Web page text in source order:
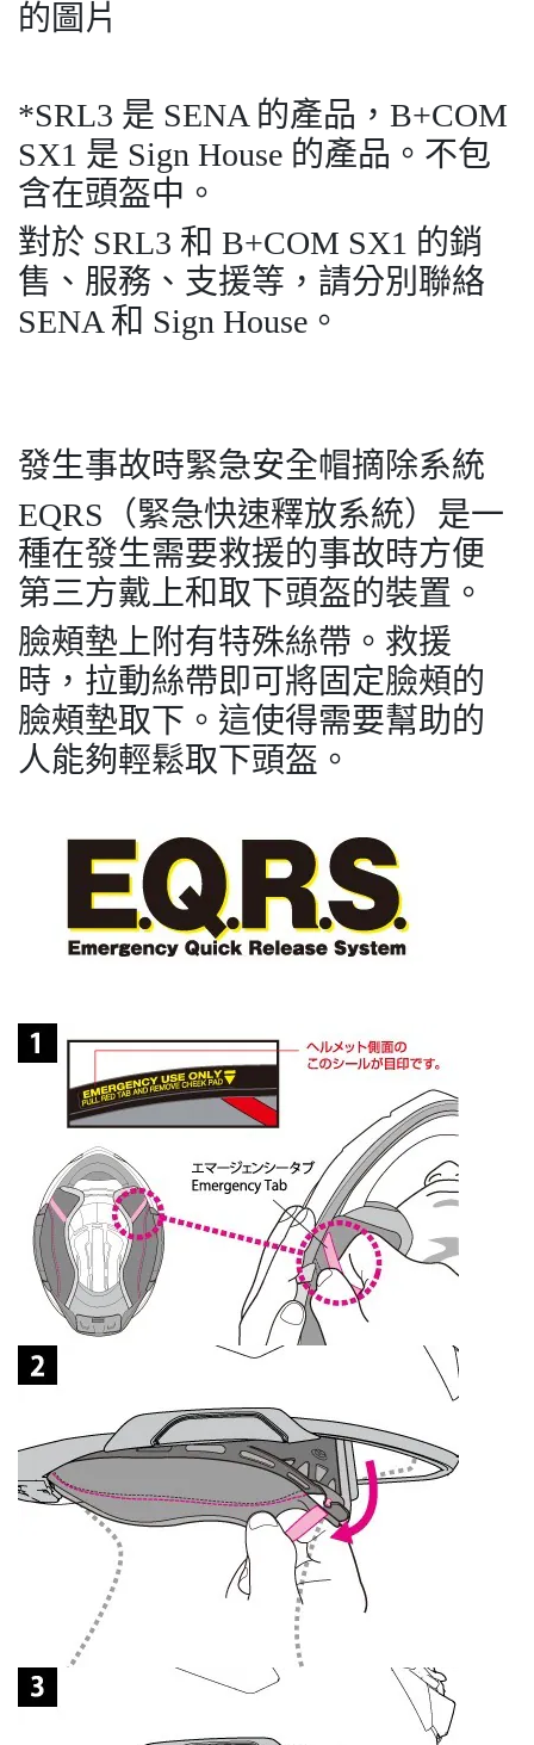
的圖片
*SRL3 是 SENA 的產品，B+COM
SX1 是 Sign House 的產品。不包
含在頭盔中。
對於 SRL3 和 B+COM SX1 的銷
售、服務、支援等，請分別聯絡
SENA 和 Sign House。
發生事故時緊急安全帽摘除系統
EQRS（緊急快速釋放系統）是一
種在發生需要救援的事故時方便
第三方戴上和取下頭盔的裝置。
臉頰墊上附有特殊絲帶。救援
時，拉動絲帶即可將固定臉頰的
臉頰墊取下。這使得需要幫助的
人能夠輕鬆取下頭盔。